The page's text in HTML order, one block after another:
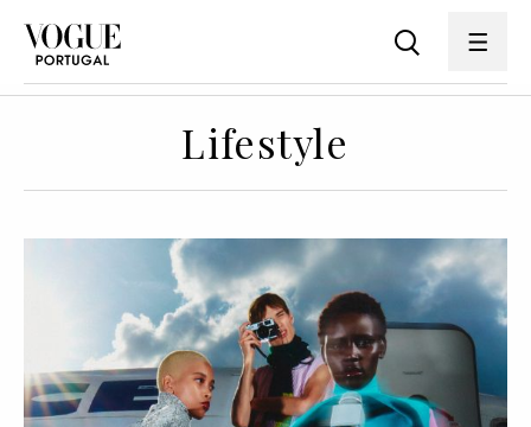
Lifestyle